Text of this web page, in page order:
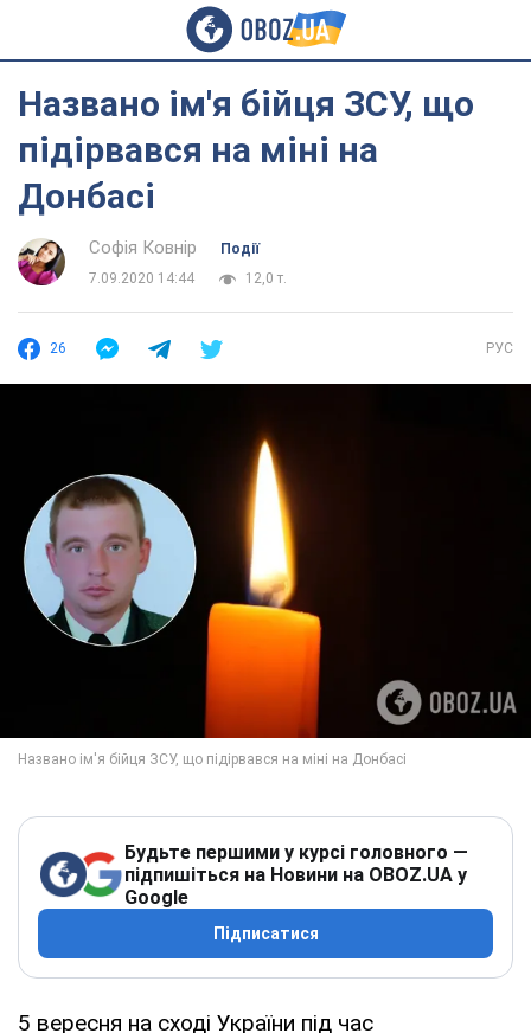
Названо ім'я бійця ЗСУ, що
підірвався на міні на
Донбасі
Софія Ковнір
Події
7.09.2020 14:44
12,0 т.
26 РУС
Будьте першими у курсі головного —
підпишіться на Новини на OBOZ.UA у
Google
Підписатися
5 вересня на сході України під час